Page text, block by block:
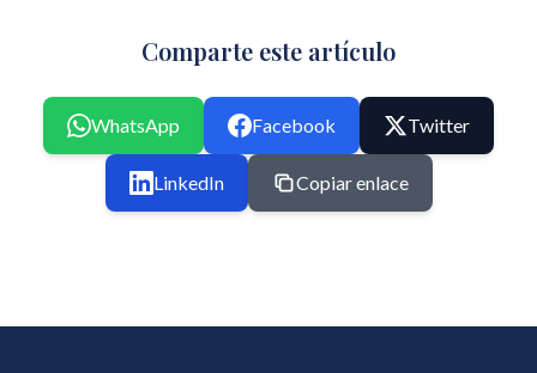
Comparte este artículo
WhatsApp Facebook Twitter
LinkedIn Copiar enlace